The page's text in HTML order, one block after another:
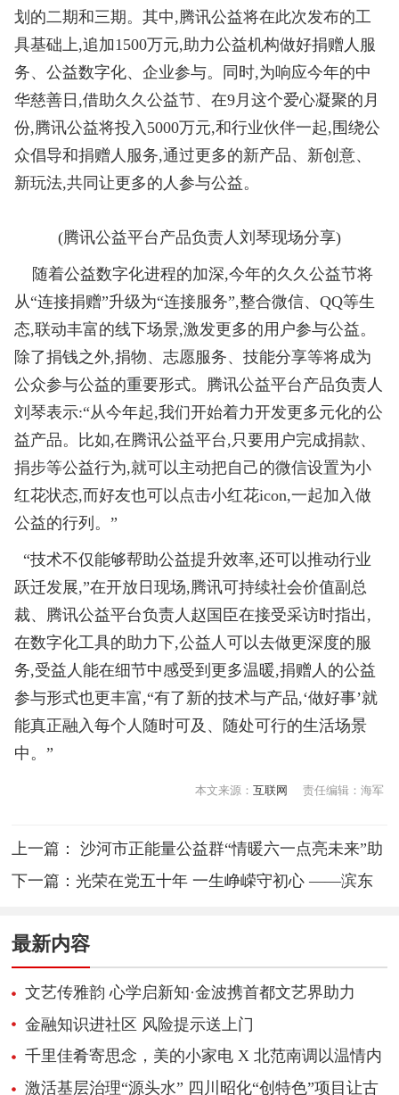
划的二期和三期。其中,腾讯公益将在此次发布的工
具基础上,追加1500万元,助力公益机构做好捐赠人服
务、公益数字化、企业参与。同时,为响应今年的中
华慈善日,借助久久公益节、在9月这个爱心凝聚的月
份,腾讯公益将投入5000万元,和行业伙伴一起,围绕公
众倡导和捐赠人服务,通过更多的新产品、新创意、
新玩法,共同让更多的人参与公益。
(腾讯公益平台产品负责人刘琴现场分享)
随着公益数字化进程的加深,今年的久久公益节将
从“连接捐赠”升级为“连接服务”,整合微信、QQ等生
态,联动丰富的线下场景,激发更多的用户参与公益。
除了捐钱之外,捐物、志愿服务、技能分享等将成为
公众参与公益的重要形式。腾讯公益平台产品负责人
刘琴表示:“从今年起,我们开始着力开发更多元化的公
益产品。比如,在腾讯公益平台,只要用户完成捐款、
捐步等公益行为,就可以主动把自己的微信设置为小
红花状态,而好友也可以点击小红花icon,一起加入做
公益的行列。”
“技术不仅能够帮助公益提升效率,还可以推动行业
跃迁发展,”在开放日现场,腾讯可持续社会价值副总
裁、腾讯公益平台负责人赵国臣在接受采访时指出,
在数字化工具的助力下,公益人可以去做更深度的服
务,受益人能在细节中感受到更多温暖,捐赠人的公益
参与形式也更丰富,“有了新的技术与产品,‘做好事’就
能真正融入每个人随时可及、随处可行的生活场景
中。”
本文来源： 互联网 责任编辑：海军
上一篇：
沙河市正能量公益群“情暖六一点亮未来”助
力山里娃走进古城邯郸
下一篇：光荣在党五十年 一生峥嵘守初心 ——滨东
最新内容
文艺传雅韵 心学启新知·金波携首都文艺界助力
《心学感悟录》新书推广
金融知识进社区 风险提示送上门
千里佳肴寄思念，美的小家电 X 北范南调以温情内
容引爆超1700万播放
激活基层治理“源头水” 四川昭化“创特色”项目让古